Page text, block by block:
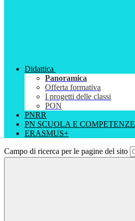
Didattica
Panoramica
Offerta formativa
I progetti delle classi
PON
PNRR
PN SCUOLA E COMPETENZE
ERASMUS+
Campo di ricerca per le pagine del sito